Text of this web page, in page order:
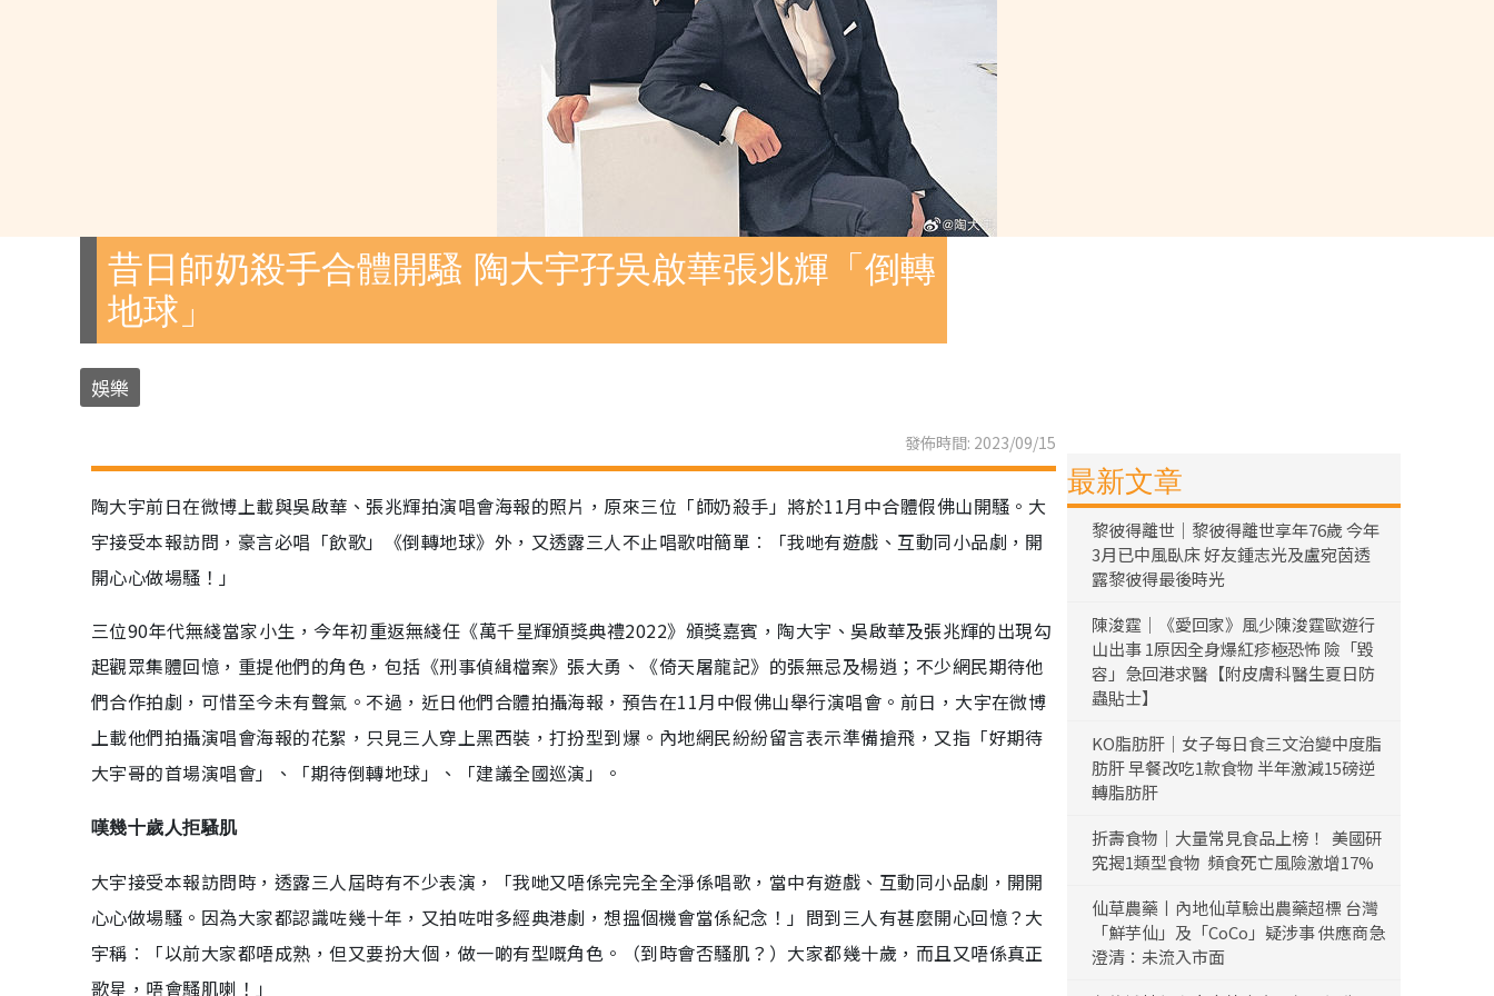
昔日師奶殺手合體開騷 陶大宇孖吳啟華張兆輝「倒轉
地球」
娛樂
發佈時間: 2023/09/15
陶大宇前日在微博上載與吳啟華、張兆輝拍演唱會海報的照片，原來三位「師奶殺手」將於11月中合體假佛山開騷。大
宇接受本報訪問，豪言必唱「飲歌」《倒轉地球》外，又透露三人不止唱歌咁簡單︰「我哋有遊戲、互動同小品劇，開
開心心做場騷！」
三位90年代無綫當家小生，今年初重返無綫任《萬千星輝頒獎典禮2022》頒獎嘉賓，陶大宇、吳啟華及張兆輝的出現勾
起觀眾集體回憶，重提他們的角色，包括《刑事偵緝檔案》張大勇、《倚天屠龍記》的張無忌及楊逍；不少網民期待他
們合作拍劇，可惜至今未有聲氣。不過，近日他們合體拍攝海報，預告在11月中假佛山舉行演唱會。前日，大宇在微博
上載他們拍攝演唱會海報的花絮，只見三人穿上黑西裝，打扮型到爆。內地網民紛紛留言表示準備搶飛，又指「好期待
大宇哥的首場演唱會」、「期待倒轉地球」、「建議全國巡演」。
嘆幾十歲人拒騷肌
大宇接受本報訪問時，透露三人屆時有不少表演，「我哋又唔係完完全全淨係唱歌，當中有遊戲、互動同小品劇，開開
心心做場騷。因為大家都認識咗幾十年，又拍咗咁多經典港劇，想搵個機會當係紀念！」問到三人有甚麼開心回憶？大
宇稱︰「以前大家都唔成熟，但又要扮大個，做一啲有型嘅角色。（到時會否騷肌？）大家都幾十歲，而且又唔係真正
歌星，唔會騷肌喇！」
最新文章
黎彼得離世｜黎彼得離世享年76歲 今年
3月已中風臥床 好友鍾志光及盧宛茵透
露黎彼得最後時光
陳浚霆｜《愛回家》風少陳浚霆歐遊行
山出事 1原因全身爆紅疹極恐怖 險「毀
容」急回港求醫【附皮膚科醫生夏日防
蟲貼士】
KO脂肪肝｜女子每日食三文治變中度脂
肪肝 早餐改吃1款食物 半年激減15磅逆
轉脂肪肝
折壽食物｜大量常見食品上榜！ 美國研
究揭1類型食物 頻食死亡風險激增17%
仙草農藥丨內地仙草驗出農藥超標 台灣
「鮮芋仙」及「CoCo」疑涉事 供應商急
澄清：未流入市面